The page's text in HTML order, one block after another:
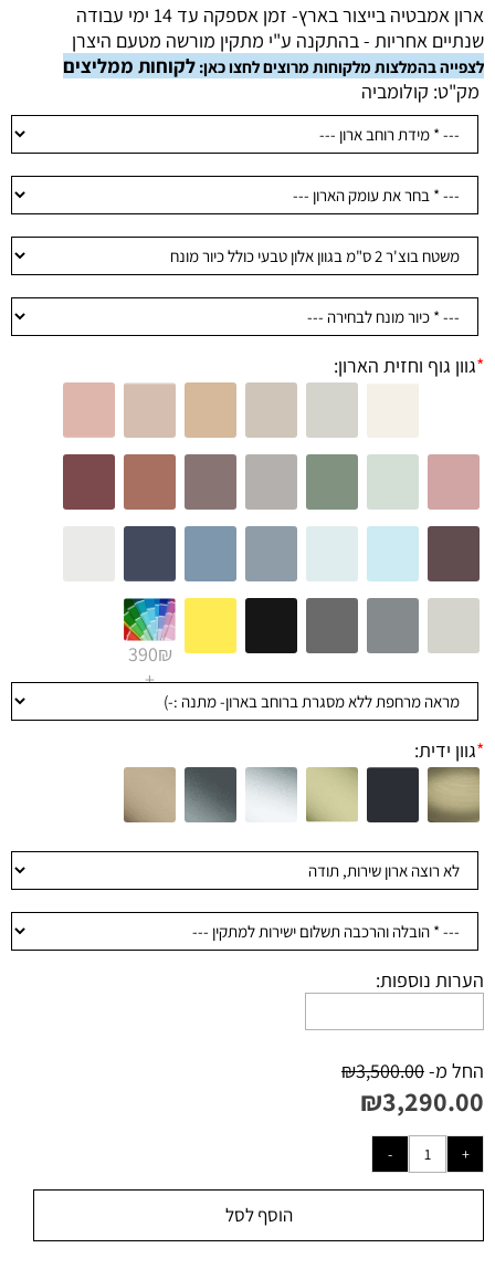
ארון אמבטיה בייצור בארץ- זמן אספקה עד 14 ימי עבודה
שנתיים אחריות - בהתקנה ע"י מתקין מורשה מטעם היצרן
לצפייה בהמלצות מלקוחות מרוצים לחצו כאן: לקוחות ממליצים
מק"ט: קולומביה
*גוון גוף וחזית הארון:
390₪
+
*גוון ידית:
הערות נוספות:
החל מ- ₪3,500.00
₪3,290.00
הוסף לסל